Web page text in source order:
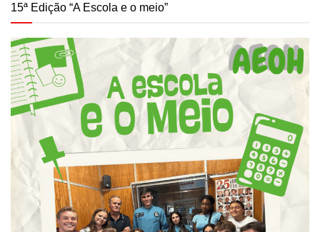
15ª Edição “A Escola e o meio”